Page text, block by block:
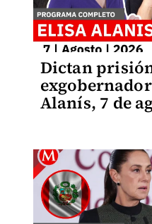
Dictan
Alanís, 7 de